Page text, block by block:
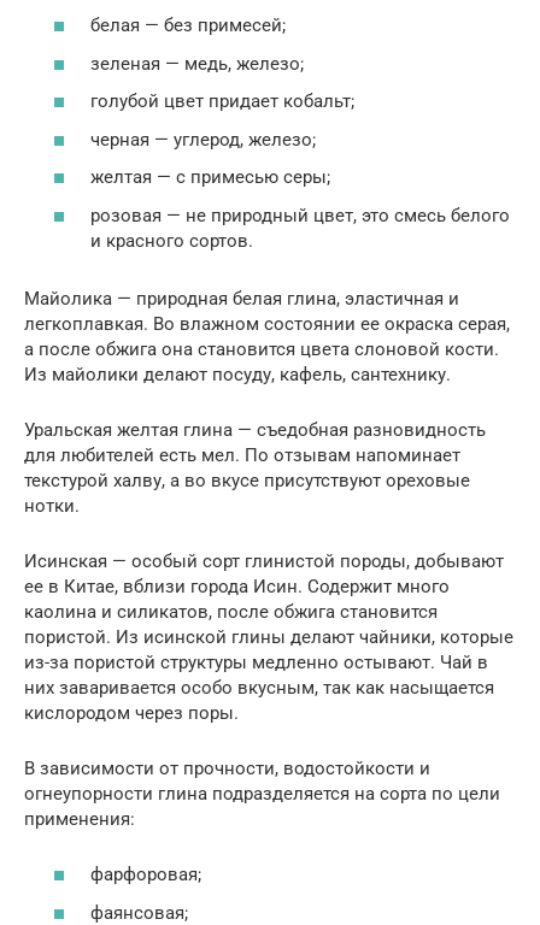
белая — без примесей;
зеленая — медь, железо;
голубой цвет придает кобальт;
черная — углерод, железо;
желтая — с примесью серы;
розовая — не природный цвет, это смесь белого
и красного сортов.
Майолика — природная белая глина, эластичная и
легкоплавкая. Во влажном состоянии ее окраска серая,
а после обжига она становится цвета слоновой кости.
Из майолики делают посуду, кафель, сантехнику.
Уральская желтая глина — съедобная разновидность
для любителей есть мел. По отзывам напоминает
текстурой халву, а во вкусе присутствуют ореховые
нотки.
Исинская — особый сорт глинистой породы, добывают
ее в Китае, вблизи города Исин. Содержит много
каолина и силикатов, после обжига становится
пористой. Из исинской глины делают чайники, которые
из-за пористой структуры медленно остывают. Чай в
них заваривается особо вкусным, так как насыщается
кислородом через поры.
В зависимости от прочности, водостойкости и
огнеупорности глина подразделяется на сорта по цели
применения:
фарфоровая;
фаянсовая;